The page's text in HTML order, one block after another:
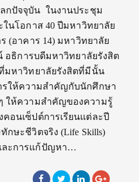
กปัจจุบัน ในงานประชุม
ในโอกาส 40 ปีมหาวิทยาลัย
(อาคาร 14) มหาวิทยาลัย
อธิการบดีมหาวิทยาลัยรังสิต
มหาวิทยาลัยรังสิตที่มีนั้น
รให้ความสำคัญกับนักศึกษา
ให้ความสำคัญของความรู้
อนเซ็ปต์การเรียนแต่ละปี
กษะชีวิตจริง (Life Skills)
ละการแก้ปัญหา…